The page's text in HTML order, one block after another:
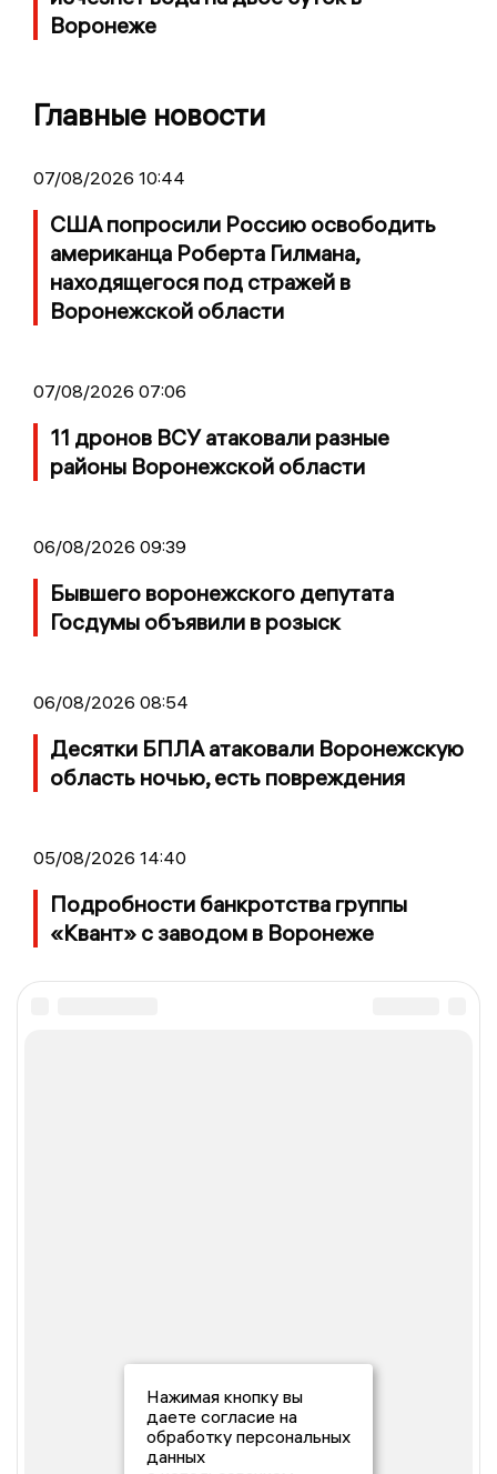
Воронеже
Главные новости
07/08/2026 10:44
США попросили Россию освободить
американца Роберта Гилмана,
находящегося под стражей в
Воронежской области
07/08/2026 07:06
11 дронов ВСУ атаковали разные
районы Воронежской области
06/08/2026 09:39
Бывшего воронежского депутата
Госдумы объявили в розыск
06/08/2026 08:54
Десятки БПЛА атаковали Воронежскую
область ночью, есть повреждения
05/08/2026 14:40
Подробности банкротства группы
«Квант» с заводом в Воронеже
Нажимая кнопку вы
даете согласие на
обработку персональных
данных